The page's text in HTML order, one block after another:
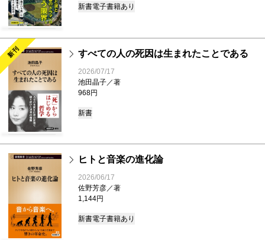
新書電子書籍あり
新刊 すべての人の死因は生まれたことである
2026/07/17
池田晶子／著
968円
新書
ヒトと音楽の進化論
2026/06/17
佐野芳彦／著
1,144円
新書電子書籍あり